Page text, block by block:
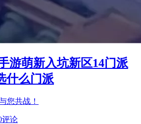
游萌新入坑新区14门派
什么门派
您共战！
评论